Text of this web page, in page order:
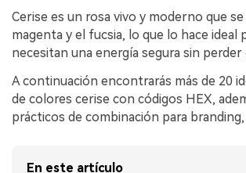
Cerise es un rosa vivo y moderno que se
magenta y el fucsia, lo que lo hace ideal
necesitan una energía segura sin perder
A continuación encontrarás más de 20
de colores cerise con códigos HEX,
prácticos de combinación para
En este artículo